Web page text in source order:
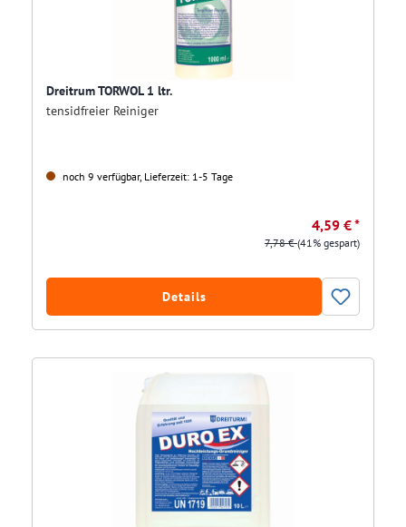
Dreitrum TORWOL 1 ltr.
tensidfreier Reiniger
noch 9 verfügbar, Lieferzeit: 1-5 Tage
4,59 € *
7,78 €(41% gespart)
Details